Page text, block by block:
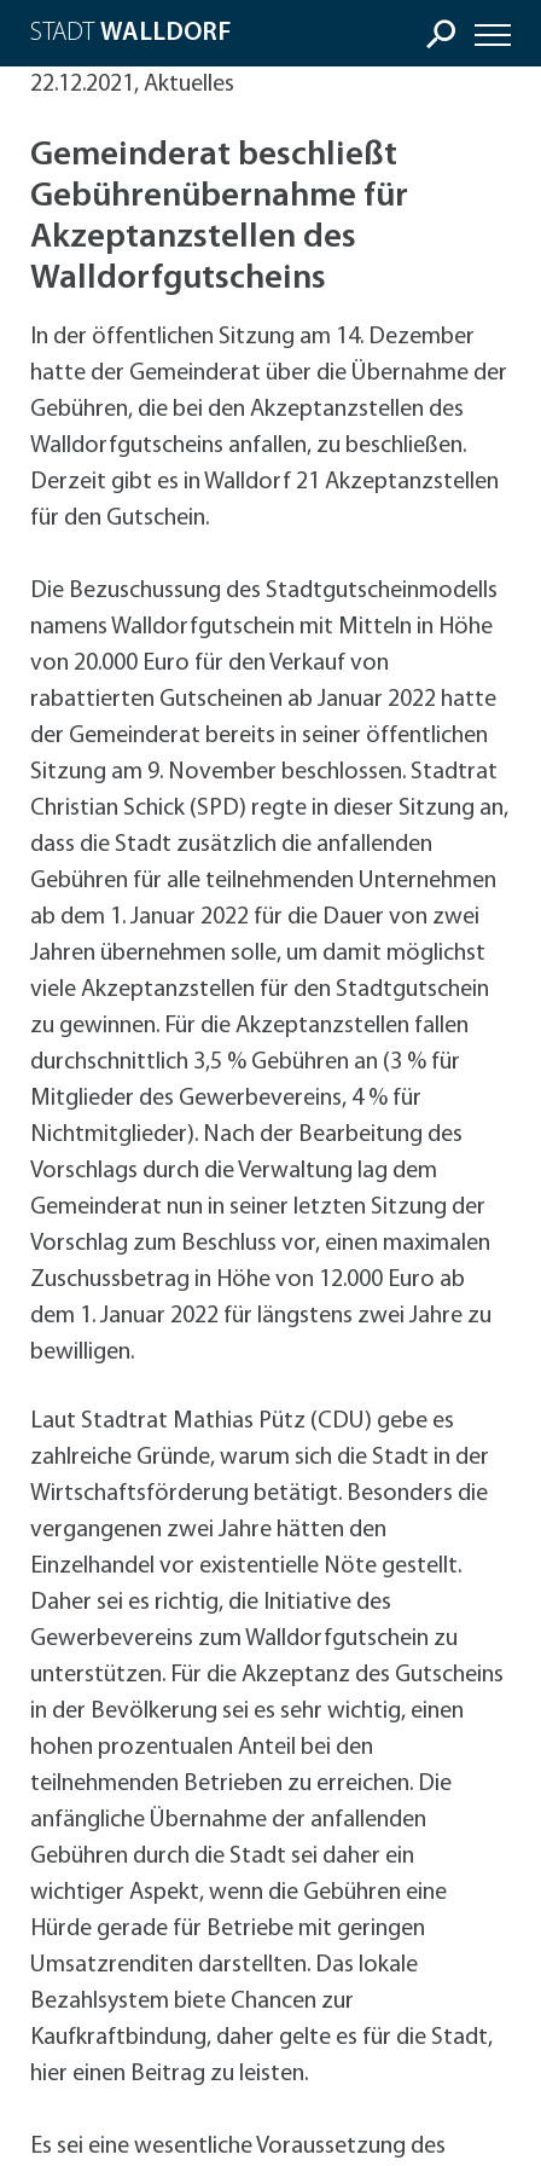
STADT WALLDORF
22.12.2021, Aktuelles
Gemeinderat beschließt
Gebührenübernahme für
Akzeptanzstellen des
Walldorfgutscheins
In der öffentlichen Sitzung am 14. Dezember
hatte der Gemeinderat über die Übernahme der
Gebühren, die bei den Akzeptanzstellen des
Walldorfgutscheins anfallen, zu beschließen.
Derzeit gibt es in Walldorf 21 Akzeptanzstellen
für den Gutschein.
Die Bezuschussung des Stadtgutscheinmodells
namens Walldorfgutschein mit Mitteln in Höhe
von 20.000 Euro für den Verkauf von
rabattierten Gutscheinen ab Januar 2022 hatte
der Gemeinderat bereits in seiner öffentlichen
Sitzung am 9. November beschlossen. Stadtrat
Christian Schick (SPD) regte in dieser Sitzung an,
dass die Stadt zusätzlich die anfallenden
Gebühren für alle teilnehmenden Unternehmen
ab dem 1. Januar 2022 für die Dauer von zwei
Jahren übernehmen solle, um damit möglichst
viele Akzeptanzstellen für den Stadtgutschein
zu gewinnen. Für die Akzeptanzstellen fallen
durchschnittlich 3,5 % Gebühren an (3 % für
Mitglieder des Gewerbevereins, 4 % für
Nichtmitglieder). Nach der Bearbeitung des
Vorschlags durch die Verwaltung lag dem
Gemeinderat nun in seiner letzten Sitzung der
Vorschlag zum Beschluss vor, einen maximalen
Zuschussbetrag in Höhe von 12.000 Euro ab
dem 1. Januar 2022 für längstens zwei Jahre zu
bewilligen.
Laut Stadtrat Mathias Pütz (CDU) gebe es
zahlreiche Gründe, warum sich die Stadt in der
Wirtschaftsförderung betätigt. Besonders die
vergangenen zwei Jahre hätten den
Einzelhandel vor existentielle Nöte gestellt.
Daher sei es richtig, die Initiative des
Gewerbevereins zum Walldorfgutschein zu
unterstützen. Für die Akzeptanz des Gutscheins
in der Bevölkerung sei es sehr wichtig, einen
hohen prozentualen Anteil bei den
teilnehmenden Betrieben zu erreichen. Die
anfängliche Übernahme der anfallenden
Gebühren durch die Stadt sei daher ein
wichtiger Aspekt, wenn die Gebühren eine
Hürde gerade für Betriebe mit geringen
Umsatzrenditen darstellten. Das lokale
Bezahlsystem biete Chancen zur
Kaufkraftbindung, daher gelte es für die Stadt,
hier einen Beitrag zu leisten.
Es sei eine wesentliche Voraussetzung des